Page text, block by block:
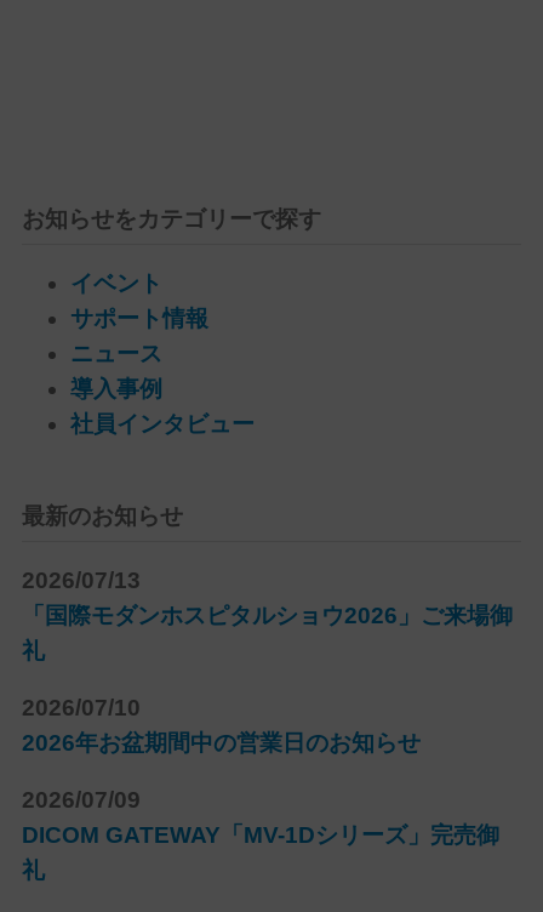
お知らせをカテゴリーで探す
イベント
サポート情報
ニュース
導入事例
社員インタビュー
最新のお知らせ
2026/07/13
「国際モダンホスピタルショウ2026」ご来場御
礼
2026/07/10
2026年お盆期間中の営業日のお知らせ
2026/07/09
DICOM GATEWAY「MV-1Dシリーズ」完売御
礼